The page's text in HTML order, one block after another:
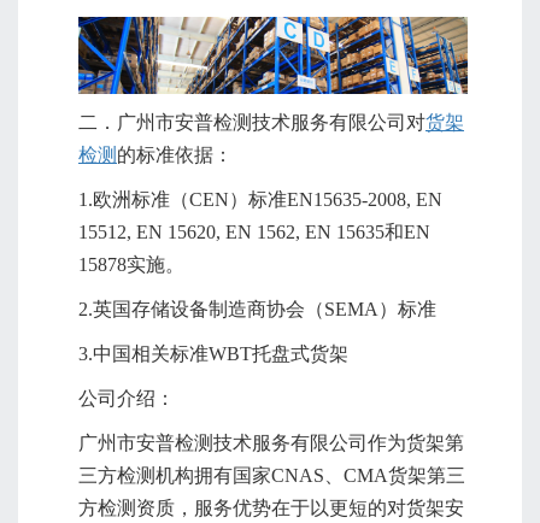
二．广州市安普检测技术服务有限公司对货架
检测 的标准依据：
1.欧洲标准（CEN）标准EN15635-2008, EN
15512, EN 15620, EN 1562, EN 15635和EN
15878实施。
2.英国存储设备制造商协会（SEMA）标准
3.中国相关标准WBT托盘式货架
公司介绍：
广州市安普检测技术服务有限公司作为货架第
三方检测机构拥有国家CNAS、CMA货架第三
方检测资质，服务优势在于以更短的对货架安